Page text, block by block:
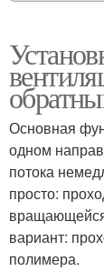
Основная
одном
потока
просто:
вариант:
полимера.